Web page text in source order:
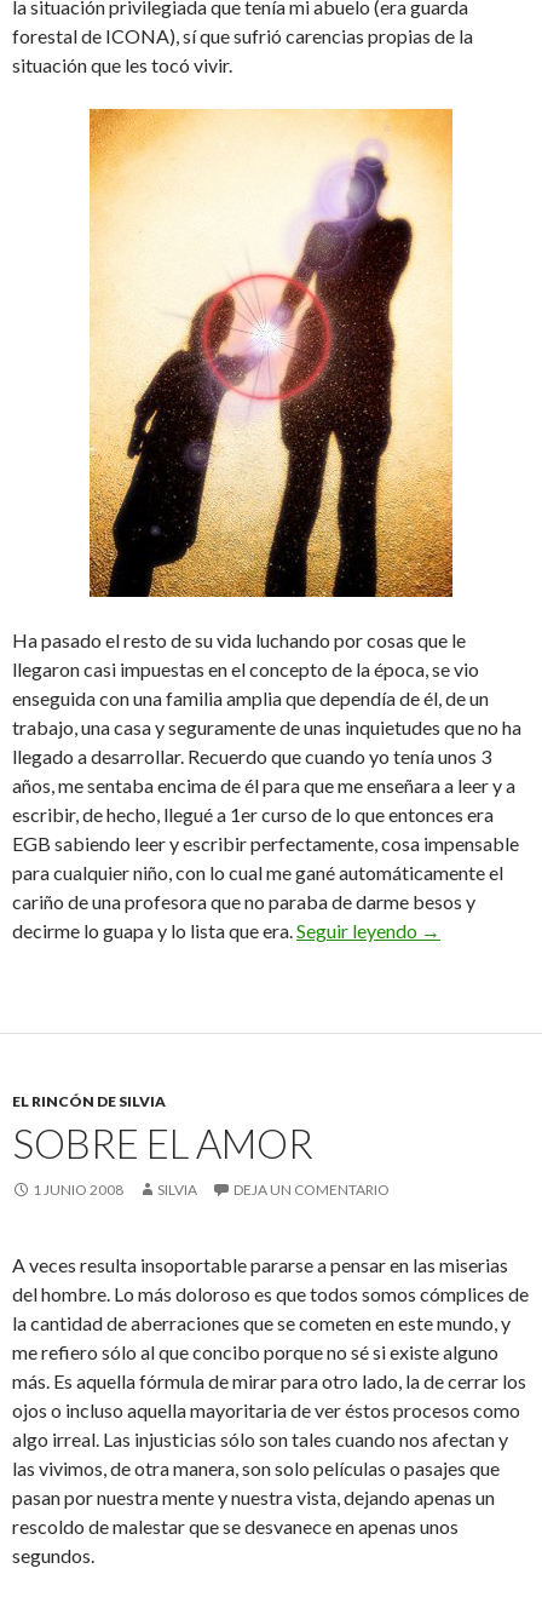
la situación privilegiada que tenía mi abuelo (era guarda
forestal de ICONA), sí que sufrió carencias propias de la
situación que les tocó vivir.
Ha pasado el resto de su vida luchando por cosas que le
llegaron casi impuestas en el concepto de la época, se vio
enseguida con una familia amplia que dependía de él, de un
trabajo, una casa y seguramente de unas inquietudes que no ha
llegado a desarrollar. Recuerdo que cuando yo tenía unos 3
años, me sentaba encima de él para que me enseñara a leer y a
escribir, de hecho, llegué a 1er curso de lo que entonces era
EGB sabiendo leer y escribir perfectamente, cosa impensable
para cualquier niño, con lo cual me gané automáticamente el
cariño de una profesora que no paraba de darme besos y
decirme lo guapa y lo lista que era. Seguir leyendo Agarrado a la
→
EL RINCÓN DE SILVIA
SOBRE EL AMOR
1 JUNIO 2008 SILVIA DEJA UN COMENTARIO
A veces resulta insoportable pararse a pensar en las miserias
del hombre. Lo más doloroso es que todos somos cómplices de
la cantidad de aberraciones que se cometen en este mundo, y
me refiero sólo al que concibo porque no sé si existe alguno
más. Es aquella fórmula de mirar para otro lado, la de cerrar los
ojos o incluso aquella mayoritaria de ver éstos procesos como
algo irreal. Las injusticias sólo son tales cuando nos afectan y
las vivimos, de otra manera, son solo películas o pasajes que
pasan por nuestra mente y nuestra vista, dejando apenas un
rescoldo de malestar que se desvanece en apenas unos
segundos.